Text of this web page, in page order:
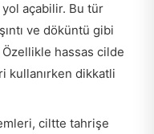
açabilir. Bu tür
ve döküntü gibi
hassas cilde
kullanırken dikkatli
ciltte tahrişe